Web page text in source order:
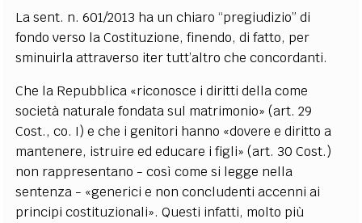
La sent. n. 601/2013 ha un chiaro “pregiudizio” di
fondo verso la Costituzione, finendo, di fatto, per
sminuirla attraverso iter tutt’altro che concordanti.
Che la Repubblica «riconosce i diritti della come
società naturale fondata sul matrimonio» (art. 29
Cost., co. I) e che i genitori hanno «dovere e diritto a
mantenere, istruire ed educare i figli» (art. 30 Cost.)
non rappresentano - così come si legge nella
sentenza - «generici e non concludenti accenni ai
principi costituzionali». Questi infatti, molto più